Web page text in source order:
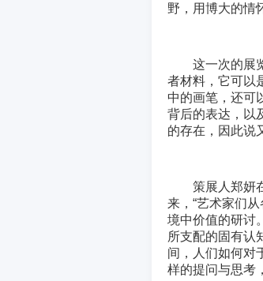
野，用博大的情
这一次的展
者材料，它可以
中的画笔，还可
背后的表达，以
的存在，因此说
策展人郑妍
来，“艺术家们
境中价值的研讨
所支配的固有
间，人们如何对
样的提问与思考